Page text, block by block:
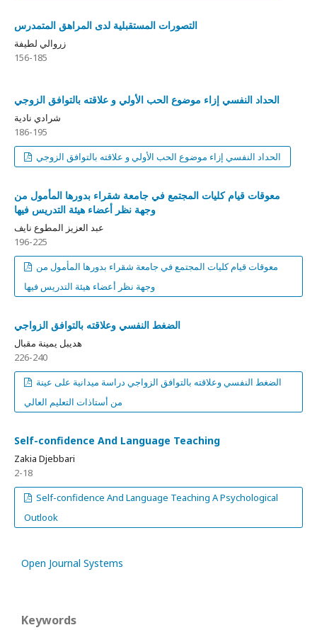
التصورات المستقبلية لدى المراهق المتمدرس
زروالي لطيفة
156-185
الحداد النفسي إزاء موضوع الحب الأولي و علاقته بالتوافق الزوجي
شرادي نادية
186-195
الحداد النفسي إزاء موضوع الحب الأولي و علاقته بالتوافق الزوجي
معوقات قيام كليات المجتمع في جامعة شقراء بدورها المأمول من
وجهة نظر أعضاء هيئة التدريس فيها
عبد العزيز المطوع نايف
196-225
وجهة نظر أعضاء هيئة التدريس فيها
الضغط النفسي وعلاقته بالتوافق الزواجي
هديبل يمينة مقبال
226-240
من أستاذات التعليم العالي
Self-confidence And Language Teaching
Zakia Djebbari
2-18
Self-confidence And Language Teaching A Psychological
Outlook
Open Journal Systems
Keywords